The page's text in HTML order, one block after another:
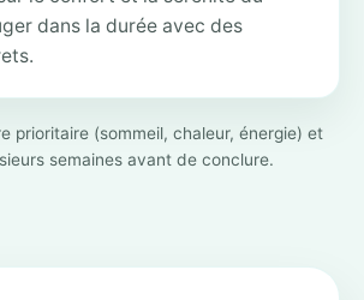
dans la durée avec des
prioritaire (sommeil, chaleur, énergie) et
semaines avant de conclure.